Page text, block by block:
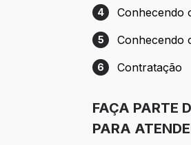
Etapa 4:
4 Conhecendo
Etapa 5:
5 Conhecendo
Etapa 6:
6 Contratação
FAÇA PARTE
PARA